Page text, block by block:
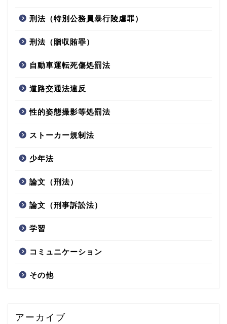
刑法（特別公務員暴行陵虐罪）
刑法（贈収賄罪）
自動車運転死傷処罰法
道路交通法違反
性的姿態撮影等処罰法
ストーカー規制法
少年法
論文（刑法）
論文（刑事訴訟法）
学習
コミュニケーション
その他
アーカイブ